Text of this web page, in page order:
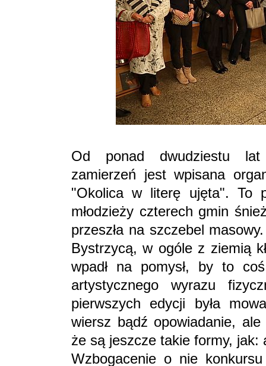
Od ponad dwudziestu lat
zamierzeń jest wpisana
"Okolica w literę ujęta". To
młodzieży czterech gmin
przeszła na szczebel
Bystrzycą, w ogóle z ziemią
wpadł na pomysł, by to
artystycznego wyrazu
pierwszych edycji była
wiersz bądź opowiadanie,
że są jeszcze takie formy,
Wzbogacenie o nie